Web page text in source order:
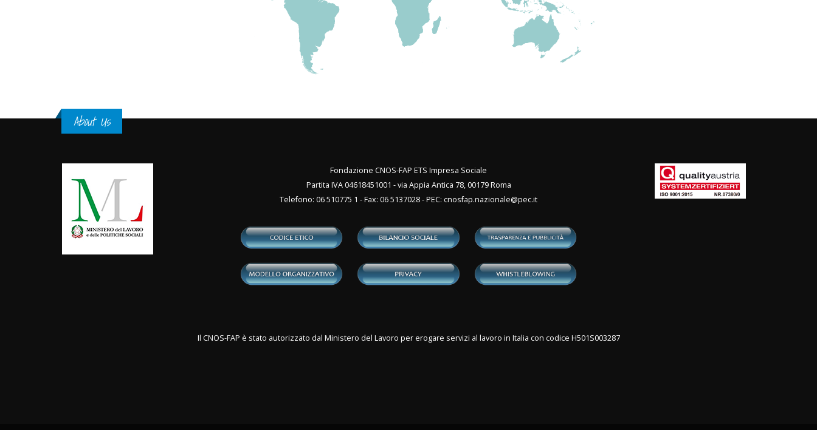
About Us
Fondazione CNOS-FAP ETS Impresa Sociale
Partita IVA 04618451001 - via Appia Antica 78, 00179 Roma
Telefono: 06 510775 1 - Fax: 06 5137028 - PEC: cnosfap.nazionale@pec.it
Il CNOS-FAP è stato autorizzato dal Ministero del Lavoro per erogare servizi al lavoro in Italia con codice H501S003287